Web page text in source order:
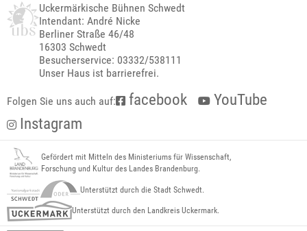
Uckermärkische Bühnen Schwedt
Intendant: André Nicke
Berliner Straße 46/48
16303 Schwedt
Besucherservice: 03332/538111
Unser Haus ist barrierefrei.
Folgen Sie uns auch auf: facebook
YouTube
Instagram
Gefördert mit Mitteln des Ministeriums für Wissenschaft,
Forschung und Kultur des Landes Brandenburg.
Unterstützt durch die Stadt Schwedt.
Unterstützt durch den Landkreis Uckermark.